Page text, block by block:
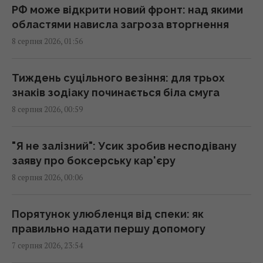
проти РФ
23:53 п'ятниця, 07 серпня 2026
можуть допомогти Україні з ракетами до
Patriot
23:19 п'ятниця, 07 серпня 2026
Колишньому очільнику МЗС Угорщини може
загрожувати до трьох років ув'язнення, -
ЗМІ
Одна фраза миттєво поставить на місце
зверхню людину: психолог розкрила
РФ може відкрити новий фронт: над якими
областями нависла загроза вторгнення
8 серпня 2026, 01:56
Тиждень суцільного везіння: для трьох
знаків зодіаку починається біла смуга
8 серпня 2026, 00:59
"Я не залізний": Усик зробив несподівану
заяву про боксерську кар'єру
8 серпня 2026, 00:06
Порятунок улюбленця від спеки: як
правильно надати першу допомогу
7 серпня 2026, 23:54